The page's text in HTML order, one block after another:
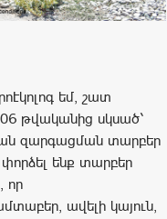
եմ, շատ
թվականից սկսած՝
զարգացման տարբեր
ենք տարբեր
որ
ավելի կայուն,